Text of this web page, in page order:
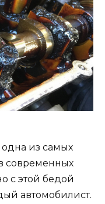
из самых
современных
с этой бедой
автомобилист.